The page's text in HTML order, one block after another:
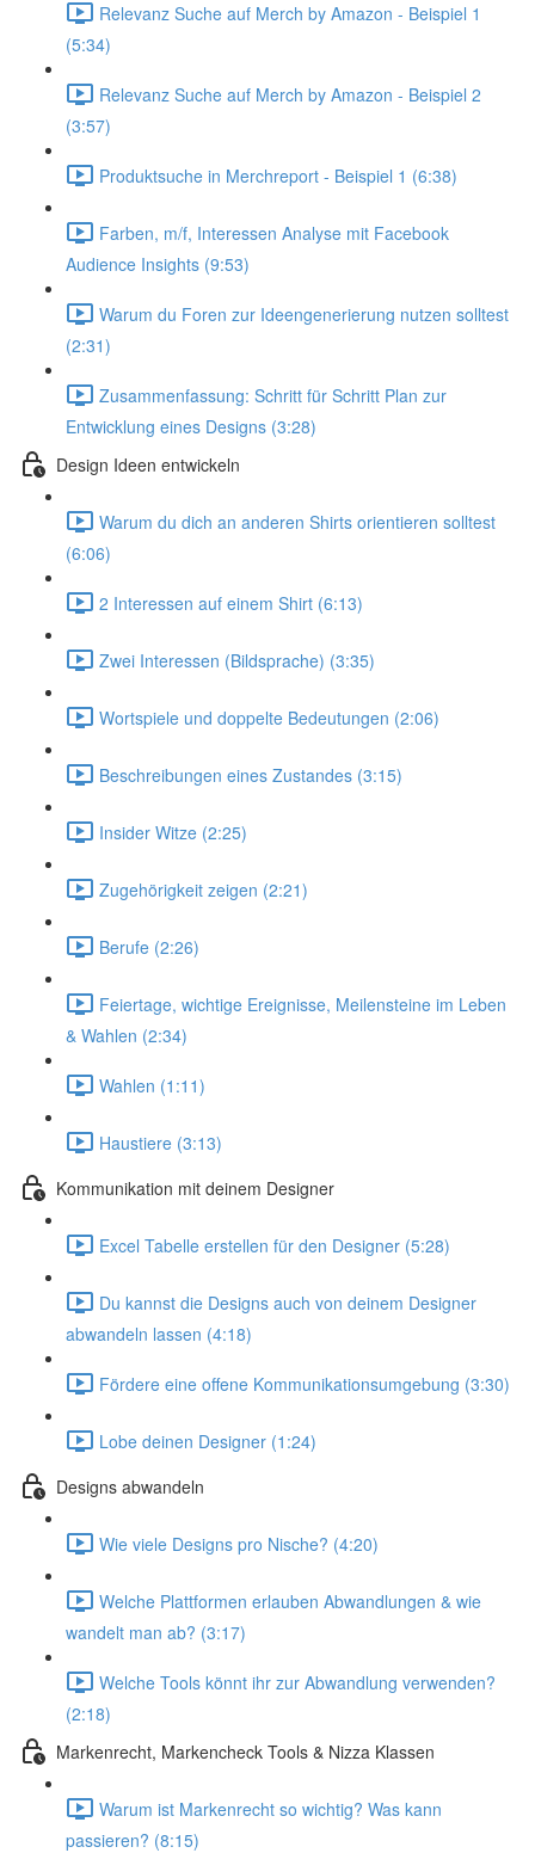
Relevanz Suche auf Merch by Amazon - Beispiel 1
(5:34)
Relevanz Suche auf Merch by Amazon - Beispiel 2
(3:57)
Produktsuche in Merchreport - Beispiel 1 (6:38)
Farben, m/f, Interessen Analyse mit Facebook
Audience Insights (9:53)
Warum du Foren zur Ideengenerierung nutzen solltest
(2:31)
Zusammenfassung: Schritt für Schritt Plan zur
Entwicklung eines Designs (3:28)
Design Ideen entwickeln
Warum du dich an anderen Shirts orientieren solltest
(6:06)
2 Interessen auf einem Shirt (6:13)
Zwei Interessen (Bildsprache) (3:35)
Wortspiele und doppelte Bedeutungen (2:06)
Beschreibungen eines Zustandes (3:15)
Insider Witze (2:25)
Zugehörigkeit zeigen (2:21)
Berufe (2:26)
Feiertage, wichtige Ereignisse, Meilensteine im Leben
& Wahlen (2:34)
Wahlen (1:11)
Haustiere (3:13)
Kommunikation mit deinem Designer
Excel Tabelle erstellen für den Designer (5:28)
Du kannst die Designs auch von deinem Designer
abwandeln lassen (4:18)
Fördere eine offene Kommunikationsumgebung (3:30)
Lobe deinen Designer (1:24)
Designs abwandeln
Wie viele Designs pro Nische? (4:20)
Welche Plattformen erlauben Abwandlungen & wie
wandelt man ab? (3:17)
Welche Tools könnt ihr zur Abwandlung verwenden?
(2:18)
Markenrecht, Markencheck Tools & Nizza Klassen
Warum ist Markenrecht so wichtig? Was kann
passieren? (8:15)